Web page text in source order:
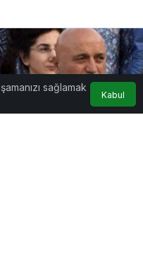
sağlamak
Kabul